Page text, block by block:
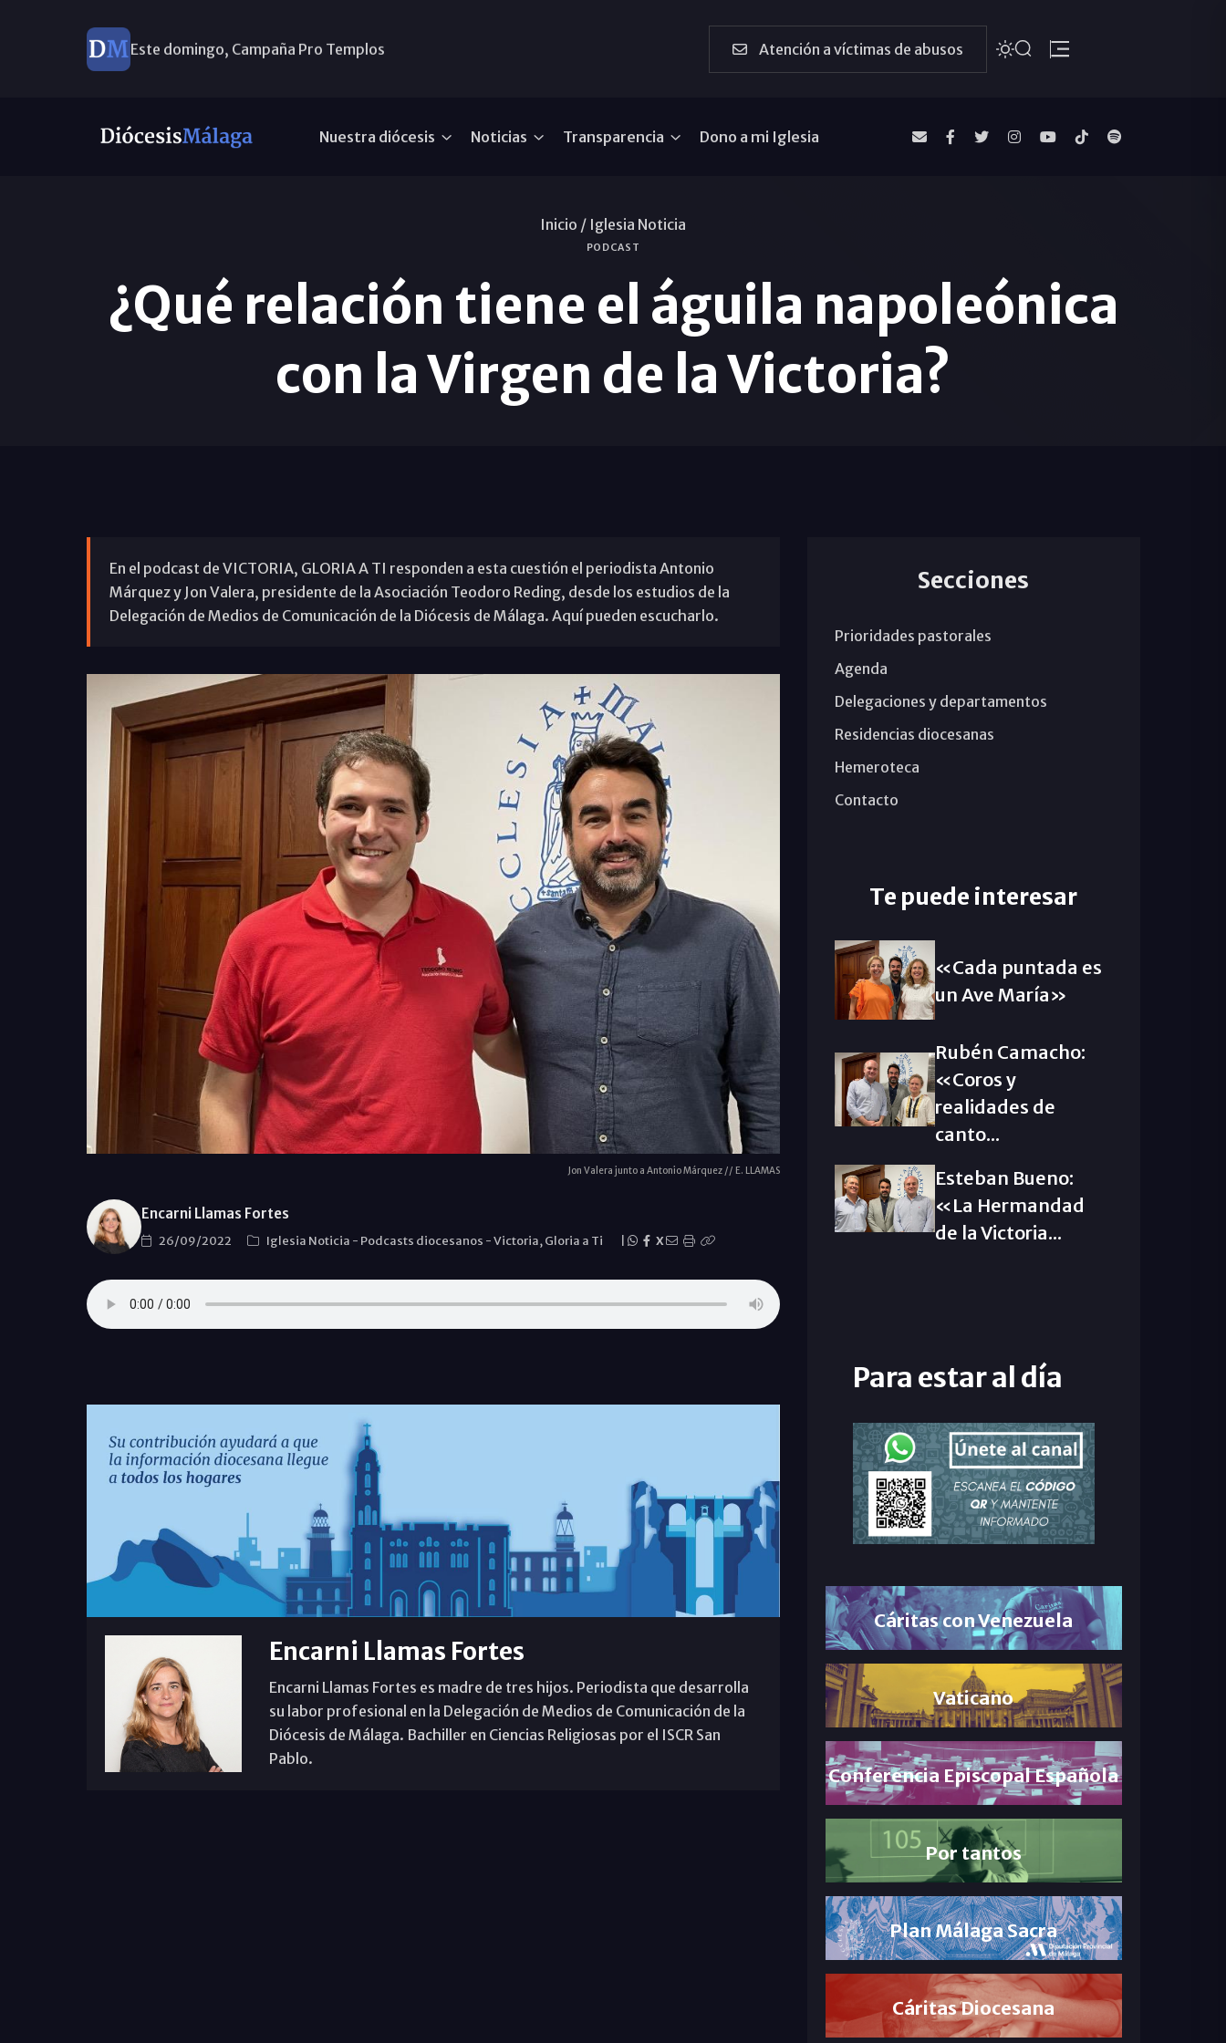
Este domingo, Campaña Pro Templos Atención a víctimas de abusos
Nuestra diócesis Noticias Transparencia Dono a mi Iglesia
Inicio / Iglesia Noticia
PODCAST
¿Qué relación tiene el águila napoleónica
con la Virgen de la Victoria?
En el podcast de VICTORIA, GLORIA A TI responden a esta cuestión el periodista Antonio
Márquez y Jon Valera, presidente de la Asociación Teodoro Reding, desde los estudios de la
Delegación de Medios de Comunicación de la Diócesis de Málaga. Aquí pueden escucharlo.
Jon Valera junto a Antonio Márquez // E. LLAMAS
Encarni Llamas Fortes
26/09/2022 Iglesia Noticia - Podcasts diocesanos -Victoria, Gloria a Ti X
Encarni Llamas Fortes
Encarni Llamas Fortes es madre de tres hijos. Periodista que desarrolla
su labor profesional en la Delegación de Medios de Comunicación de la
Diócesis de Málaga. Bachiller en Ciencias Religiosas por el ISCR San
Pablo.
Secciones
Prioridades pastorales
Agenda
Delegaciones y departamentos
Residencias diocesanas
Hemeroteca
Contacto
Te puede interesar
«Cada puntada es
un Ave María»
Rubén Camacho:
«Coros y
realidades de
canto...
Esteban Bueno:
«La Hermandad
de la Victoria...
Para estar al día
Cáritas con Venezuela
Vaticano
Conferencia Episcopal Española
Por tantos
Plan Málaga Sacra
Cáritas Diocesana